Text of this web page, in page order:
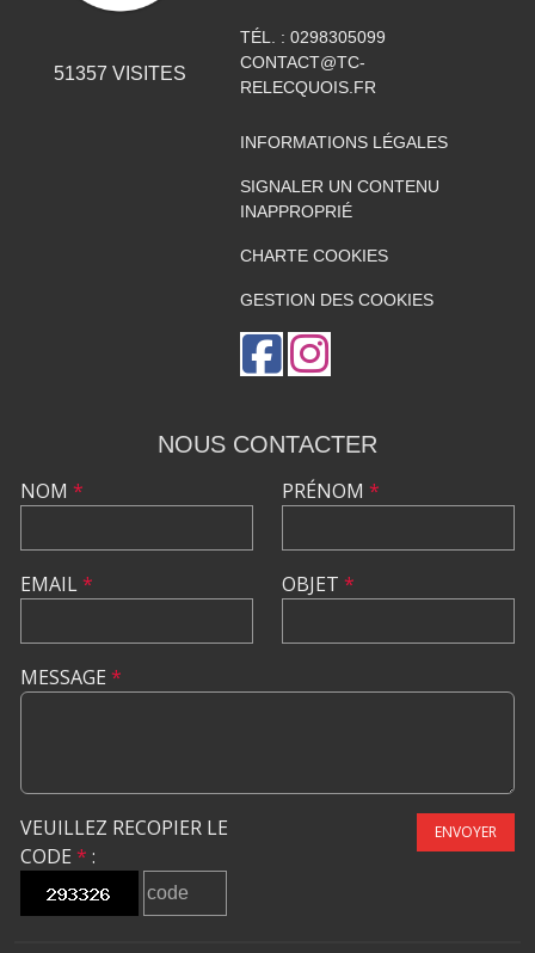
51357 VISITES
TÉL. : 0298305099
CONTACT@TC-
RELECQUOIS.FR
INFORMATIONS LÉGALES
SIGNALER UN CONTENU
INAPPROPRIÉ
CHARTE COOKIES
GESTION DES COOKIES
NOUS CONTACTER
NOM *
EMAIL*
PRÉNOM *
OBJET *
MESSAGE *
VEUILLEZ RECOPIER LE
CODE * :
ENVOYER